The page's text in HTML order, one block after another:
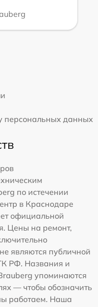
персональных данных
по истечении
в Краснодаре
официальной
Цены на ремонт,
являются публичной
РФ. Названия и
упоминаются
— чтобы обозначить
работаем. Наша